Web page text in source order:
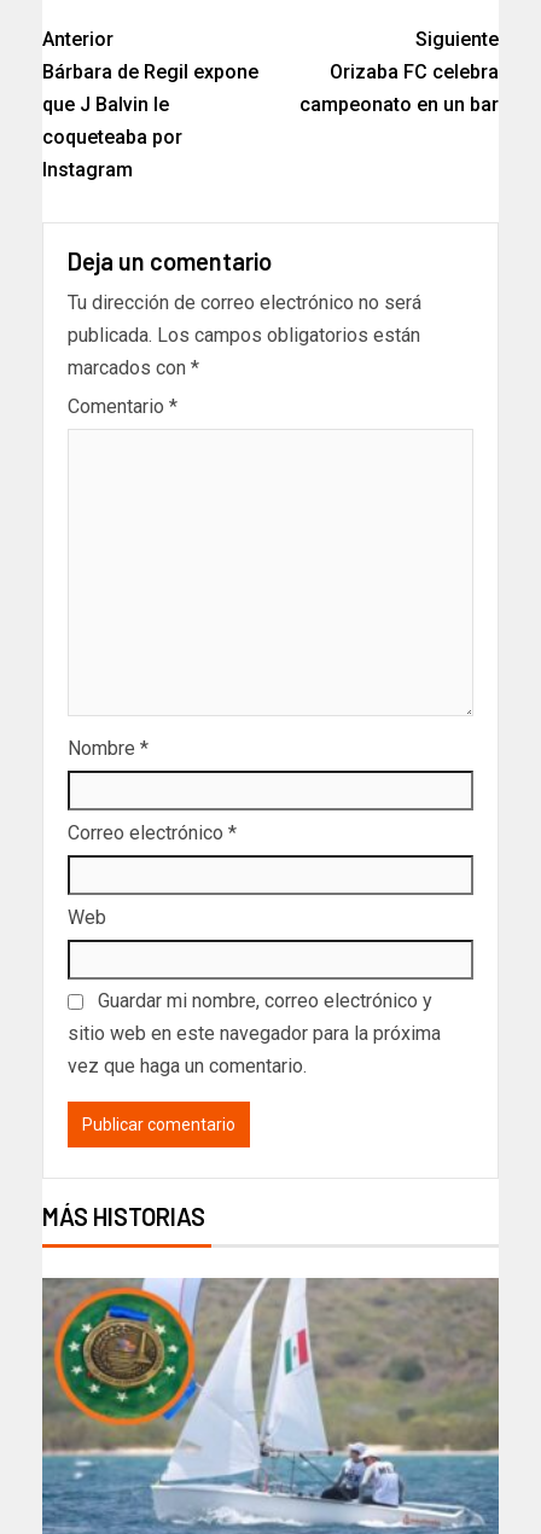
Anterior
Bárbara de Regil expone
que J Balvin le
coqueteaba por
Instagram
Siguiente
Orizaba FC celebra
campeonato en un bar
Deja un comentario
Tu dirección de correo electrónico no será
publicada. Los campos obligatorios están
marcados con *
Comentario *
Nombre *
Correo electrónico *
Web
Guardar mi nombre, correo electrónico y
sitio web en este navegador para la próxima
vez que haga un comentario.
MÁS HISTORIAS